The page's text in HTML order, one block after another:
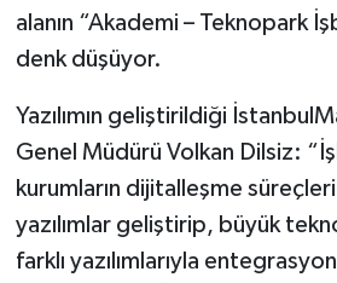
alanın “Akademi – Teknopark
denk düşüyor.
Yazılımın geliştirildiği
Genel Müdürü Volkan Dilsiz:
kurumların dijitalleşme
yazılımlar geliştirip, büyük
farklı yazılımlarıyla